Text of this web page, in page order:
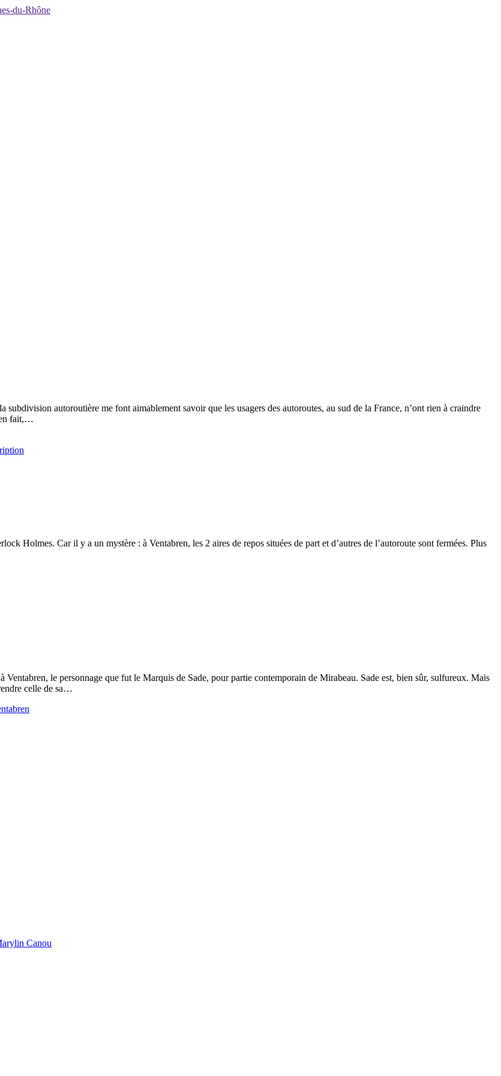
subdivision autoroutière me font aimablement savoir que les usagers des autoroutes, au sud de la France, n’ont rien à craindre
en fait,…
Holmes. Car il y a un mystère : à Ventabren, les 2 aires de repos situées de part et d’autres de l’autoroute sont fermées. Plus
le personnage que fut le Marquis de Sade, pour partie contemporain de Mirabeau. Sade est, bien sûr, sulfureux. Mais
celle de sa…
Canou